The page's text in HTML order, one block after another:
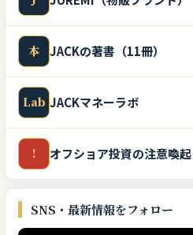
本 JACKの著書（11冊）
Lab JACKマネーラボ
! オフショア投資の注意喚起
SNS・最新情報をフォロー